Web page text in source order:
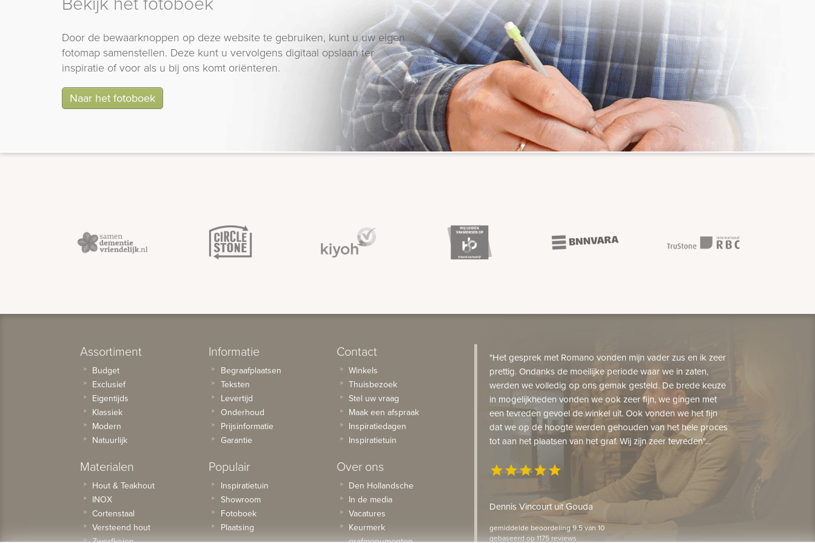
Door de bewaarknoppen op deze website te gebruiken, kunt u uw eigen
fotomap samenstellen. Deze kunt u vervolgens digitaal opslaan ter
inspiratie of voor als u bij ons komt oriënteren.
Naar het fotoboek
Assortiment
Budget
Exclusief
Eigentijds
Klassiek
Modern
Natuurlijk
Materialen
Hout & Teakhout
INOX
Cortenstaal
Versteend hout
Informatie
Begraafplaatsen
Teksten
Levertijd
Onderhoud
Prijsinformatie
Garantie
Populair
Inspiratietuin
Showroom
Fotoboek
Plaatsing
Contact
Winkels
Thuisbezoek
Stel uw vraag
Maak een afspraak
Inspiratiedagen
Inspiratietuin
Over ons
Den Hollandsche
In de media
Vacatures
Keurmerk
"Het gesprek met Romano vonden mijn vader zus en ik zeer
prettig. Ondanks de moeilijke periode waar we in zaten,
werden we volledig op ons gemak gesteld. De brede keuze
in mogelijkheden vonden we ook zeer fijn, we gingen met
een tevreden gevoel de winkel uit. Ook vonden we het fijn
dat we op de hoogte werden gehouden van het hele proces
tot aan het plaatsen van het graf. Wij zijn zeer tevreden"...
starstarstarstarstar
Dennis Vincourt uit Gouda
gemiddelde beoordeling 9.5 van 10
gebaseerd op 1175 reviews